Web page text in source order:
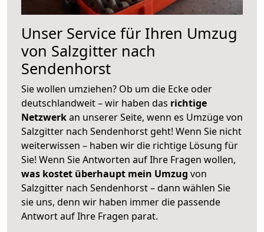
Unser Service für Ihren Umzug
von Salzgitter nach
Sendenhorst
Sie wollen umziehen? Ob um die Ecke oder
deutschlandweit – wir haben das richtige
Netzwerkan unserer Seite, wenn es Umzüge von
Salzgitter nach Sendenhorst geht! Wenn Sie nicht
weiterwissen – haben wir die richtige Lösung für
Sie! Wenn Sie Antworten auf Ihre Fragen wollen,
was kostet überhaupt mein Umzug von
Salzgitter nach Sendenhorst – dann wählen Sie
sie uns, denn wir haben immer die passende
Antwort auf Ihre Fragen parat.